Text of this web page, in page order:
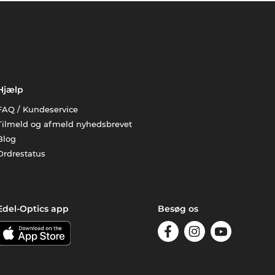
/ Kundeservice
og afmeld nyhedsbrevet
Optics app Besøg os